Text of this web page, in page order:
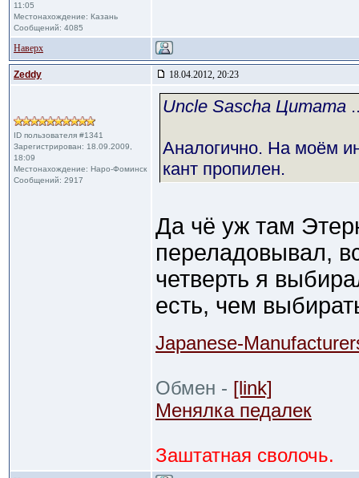
11:05
Местонахождение: Казань
Сообщений: 4085
Наверх
Zeddy 18.04.2012, 20:23
ID пользователя #1341
Зарегистрирован: 18.09.2009,
18:09
Местонахождение: Наро-Фоминск
Сообщений: 2917
Uncle Sascha Цитата
Аналогично. На моём
кант пропилен.
Да чё уж там
переладовывал,
четверть я
есть, чем
Japanese-
Обмен - [link]
Менялка педалек
Заштатная сволочь.